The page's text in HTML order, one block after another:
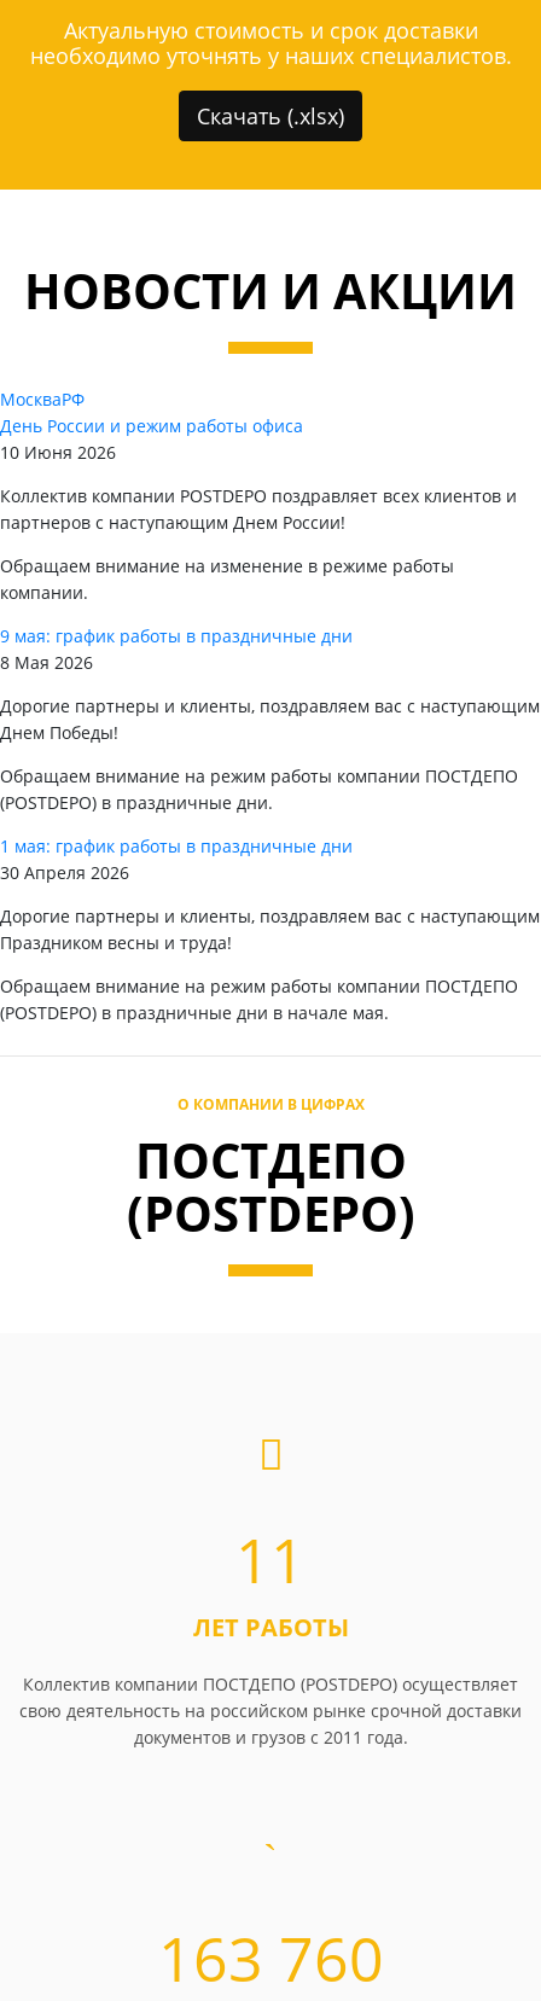
Актуальную стоимость и срок доставки
необходимо уточнять у наших специалистов.
Скачать (.xlsx)
НОВОСТИ И АКЦИИ
МоскваРФ
День России и режим работы офиса
10 Июня 2026
Коллектив компании POSTDEPO поздравляет всех клиентов и
партнеров с наступающим Днем России!
Обращаем внимание на изменение в режиме работы
компании.
9 мая: график работы в праздничные дни
8 Мая 2026
Дорогие партнеры и клиенты, поздравляем вас с наступающим
Днем Победы!
Обращаем внимание на режим работы компании ПОСТДЕПО
(POSTDEPO) в праздничные дни.
1 мая: график работы в праздничные дни
30 Апреля 2026
Дорогие партнеры и клиенты, поздравляем вас с наступающим
Праздником весны и труда!
Обращаем внимание на режим работы компании ПОСТДЕПО
(POSTDEPO) в праздничные дни в начале мая.
О КОМПАНИИ В ЦИФРАХ
ПОСТДЕПО
(POSTDEPO)
11
ЛЕТ РАБОТЫ
Коллектив компании ПОСТДЕПО (POSTDEPO) осуществляет
свою деятельность на российском рынке срочной доставки
документов и грузов с 2011 года.
163 760